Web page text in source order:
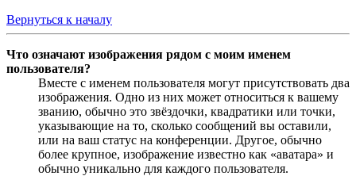
Вернуться к началу
Что означают изображения рядом с моим именем
пользователя?
Вместе с именем пользователя могут присутствовать два
изображения. Одно из них может относиться к вашему
званию, обычно это звёздочки, квадратики или точки,
указывающие на то, сколько сообщений вы оставили,
или на ваш статус на конференции. Другое, обычно
более крупное, изображение известно как «аватара» и
обычно уникально для каждого пользователя.